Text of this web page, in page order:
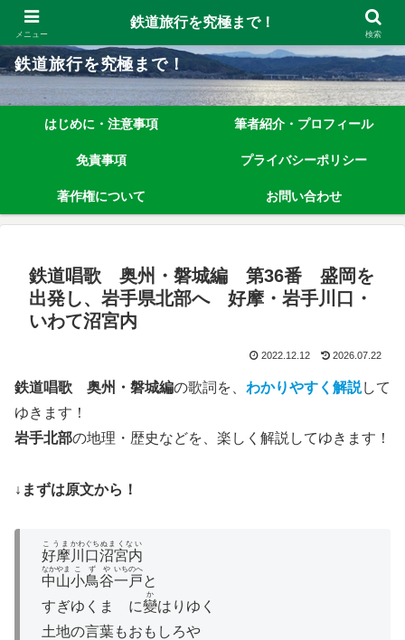
鉄道旅行を究極まで楽しむノウハウを、わかりやすく解説しています！
鉄道旅行を究極まで！
はじめに・注意事項 筆者紹介・プロフィール
免責事項 プライバシーポリシー
著作権について お問い合わせ
鉄道唱歌 奥州・磐城編 第36番 盛岡を
出発し、岩手県北部へ 好摩・岩手川口・
いわて沼宮内
2022.12.12 2026.07.22
鉄道唱歌 奥州・磐城編の歌詞を、 わかりやすく解説して
ゆきます！
岩手北部の地理・歴史などを、楽しく解説してゆきます！
↓まずは原文から！
好摩
こうま
川口
かわぐち
沼宮内
ぬまくない
中山
なかやま
小鳥谷
こずや
一戸
いちのへ
と
すぎゆくまゝに變
か
はりゆく
土地の言葉もおもしろや
メニュー
鉄道旅行を究極まで！
検索